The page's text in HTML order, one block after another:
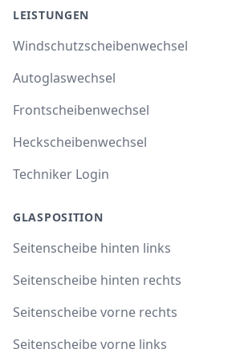
LEISTUNGEN
Windschutzscheibenwechsel
Autoglaswechsel
Frontscheibenwechsel
Heckscheibenwechsel
Techniker Login
GLASPOSITION
Seitenscheibe hinten links
Seitenscheibe hinten rechts
Seitenscheibe vorne rechts
Seitenscheibe vorne links